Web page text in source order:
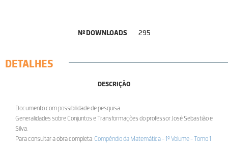
Nº DOWNLOADS 295
DETALHES
DESCRIÇÃO
Documento com possibilidade de pesquisa.
Generalidades sobre Conjuntos e Transformações do professor José Sebastião e
Silva.
Para consultar a obra completa: Compêndio da Matemática - 1º Volume - Tomo 1